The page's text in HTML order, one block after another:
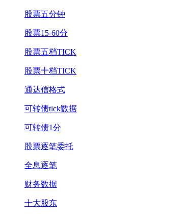
股票五分钟
股票15-60分
股票五档TICK
股票十档TICK
通达信格式
可转债tick数据
可转债1分
股票逐笔委托
全息逐笔
财务数据
十大股东